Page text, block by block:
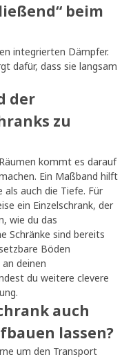
beim
integrierten Dämpfer.
dafür, dass sie langsam
der
zu
kommt es darauf
Ein Maßband hilft
auch die Tiefe. Für
ein Einzelschrank, der
wie du das
Schränke sind bereits
Böden
an deinen
du weitere clevere
auch
lassen?
um den Transport